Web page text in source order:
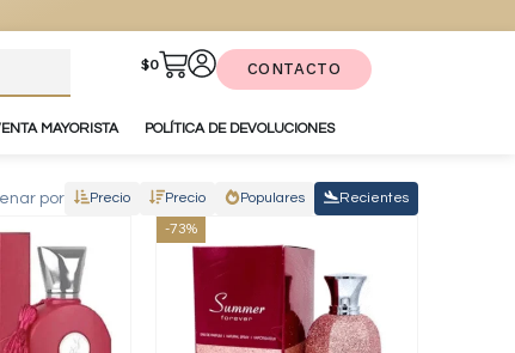
$0 CONTACTO
MAYORISTA POLÍTICA DE DEVOLUCIONES
por Precio Precio Populares
Recientes
-73%